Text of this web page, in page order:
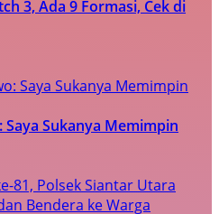
3, Ada 9 Formasi, Cek di
Sukanya Memimpin